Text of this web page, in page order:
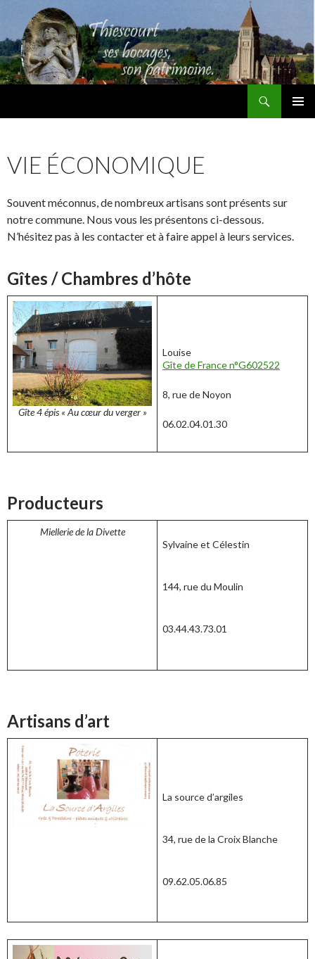
VIE ÉCONOMIQUE
Souvent méconnus, de nombreux artisans sont présents sur
notre commune. Nous vous les présentons ci-dessous.
N’hésitez pas à les contacter et à faire appel à leurs services.
Gîtes / Chambres d’hôte
Gîte 4 épis « Au cœur du verger »
Louise
Gîte de France n°G602522
8, rue de Noyon
06.02.04.01.30
Producteurs
Miellerie de la Divette
Sylvaine et Célestin
144, rue du Moulin
03.44.43.73.01
Artisans d’art
La source d’argiles
34, rue de la Croix Blanche
09.62.05.06.85